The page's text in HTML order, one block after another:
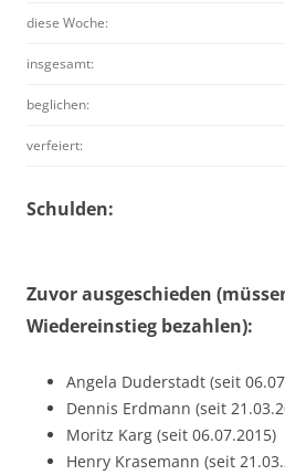
diese Woche:
insgesamt:
beglichen:
verfeiert:
Schulden:
Zuvor ausgeschieden
Wiedereinstieg bezahlen):
Angela Duderstadt (seit
Dennis Erdmann (seit
Moritz Karg (seit 06.07.2015)
Henry Krasemann (seit